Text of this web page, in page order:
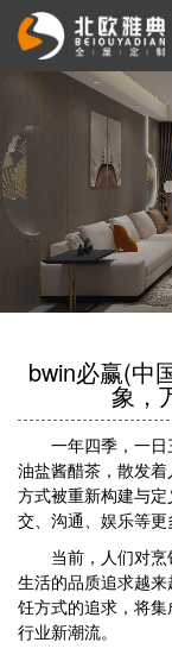
bwin必赢(中
象，
一年四季，一日
油盐酱醋茶，散发
方式被重新构建与
交、沟通、娱乐等更
当前，人们对烹
生活的品质追求越
饪方式的追求，将
行业新潮流。